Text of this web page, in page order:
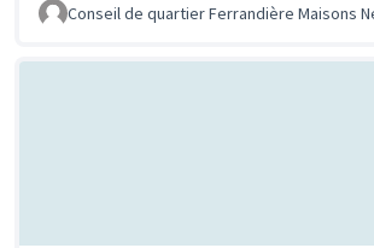
Conseil de quartier Ferrandière Maisons